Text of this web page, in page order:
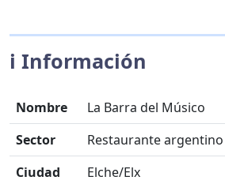
ℹ️ Información
Nombre
La Barra del Músico
Sector
Restaurante argentino
Ciudad
Elche/Elx